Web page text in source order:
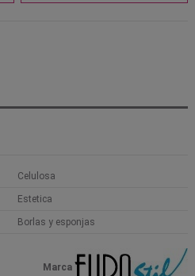
Celulosa
Estetica
Borlas y esponjas
Marca